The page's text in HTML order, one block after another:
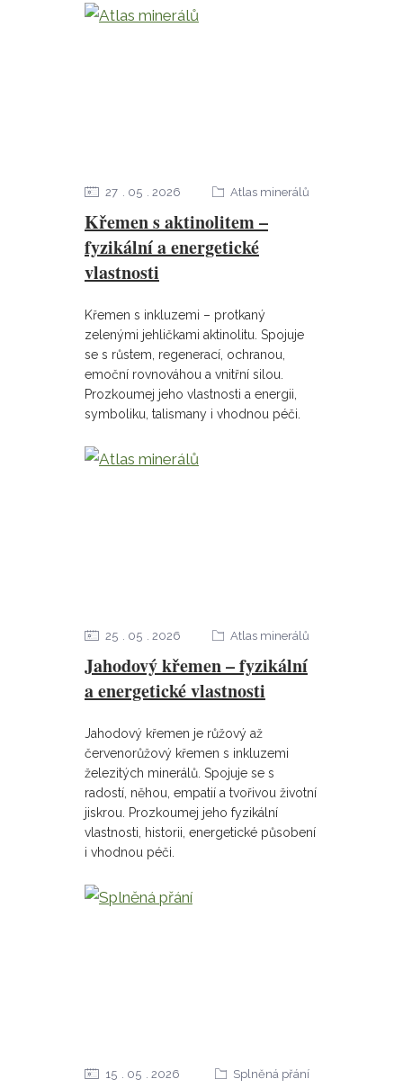
Křemen s aktinolitem –
fyzikální a energetické
vlastnosti
27 05 2026 Atlas minerálů
Křemen s inkluzemi – protkaný
zelenými jehličkami aktinolitu. Spojuje
se s růstem, regenerací, ochranou,
emoční rovnováhou a vnitřní silou.
Prozkoumej jeho vlastnosti a energii,
symboliku, talismany i vhodnou péči.
Jahodový křemen – fyzikální
a energetické vlastnosti
25 05 2026 Atlas minerálů
Jahodový křemen je růžový až
červenorůžový křemen s inkluzemi
železitých minerálů. Spojuje se s
radostí, něhou, empatií a tvořivou životní
jiskrou. Prozkoumej jeho fyzikální
vlastnosti, historii, energetické působení
i vhodnou péči.
15 05 2026 Splněná přání